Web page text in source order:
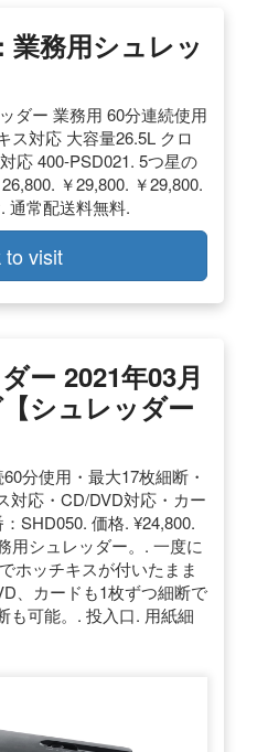
務用シュレッ
ダー 業務用 60分連続使用
ス対応 大容量26.5L クロ
応 400-PSD021. 5つ星の
￥29,800. ￥29,800.
通常配送料無料.
to visit
ー 2021年03月
シュレッダー
分使用・最大17枚細断・
対応・CD/DVD対応・カー
SHD050. 価格. ¥24,800.
用シュレッダー。. 一度に
ホッチキスが付いたまま
、カードも1枚ずつ細断で
も可能。. 投入口. 用紙細